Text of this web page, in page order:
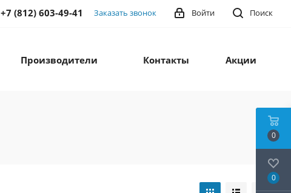
Поиск
Войти
+7 (812) 603-49-41 Заказать звонок
Производители Контакты Акции
0
0